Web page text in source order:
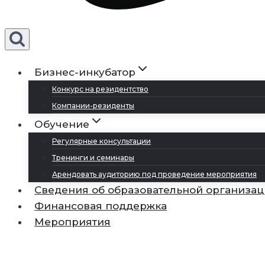
Бизнес-инкубатор
Конкурс на резидентство
Компании-резиденты
Обучение
Регулярные консультации
Тренинги и семинары
Арендовать аудиторию под проведение мероприятия
Сведения об образовательной
Финансовая поддержка
Мероприятия